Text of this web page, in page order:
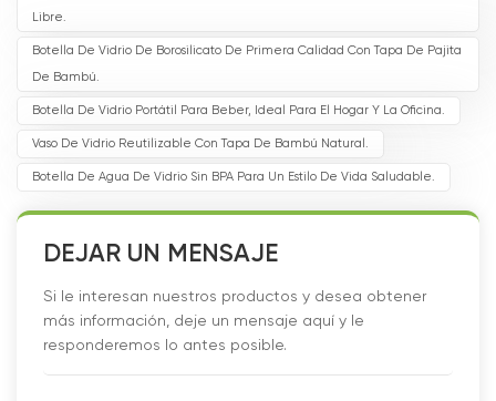
Libre.
Botella De Vidrio De Borosilicato De Primera Calidad Con Tapa De Pajita
De Bambú.
Botella De Vidrio Portátil Para Beber, Ideal Para El Hogar Y La Oficina.
Vaso De Vidrio Reutilizable Con Tapa De Bambú Natural.
Botella De Agua De Vidrio Sin BPA Para Un Estilo De Vida Saludable.
DEJAR UN MENSAJE
Si le interesan nuestros productos y desea obtener
más información, deje un mensaje aquí y le
responderemos lo antes posible.